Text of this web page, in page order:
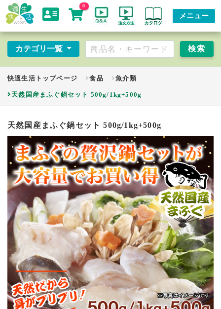
0
メニュー
カテゴリ一覧
快適生活トップページ 食品 魚介類
天然国産まふぐ鍋セット 500g/1kg+500g
天然国産まふぐ鍋セット 500g/1kg+500g